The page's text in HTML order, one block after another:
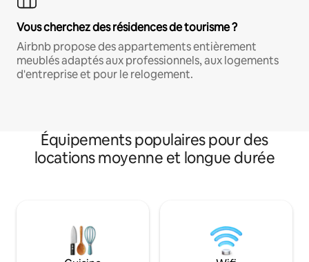
Vous cherchez des résidences de tourisme ?
Airbnb propose des appartements entièrement
meublés adaptés aux professionnels, aux logements
d'entreprise et pour le relogement.
Équipements populaires pour des
locations moyenne et longue durée